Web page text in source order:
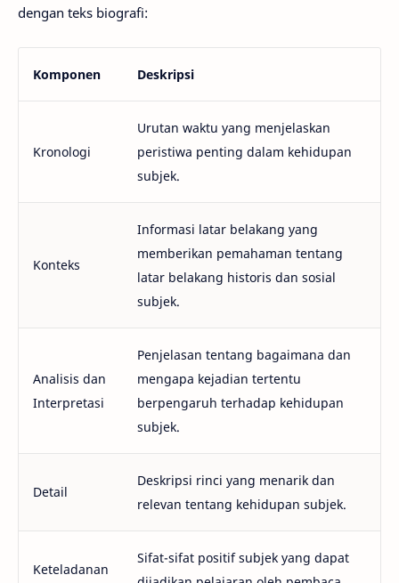
dengan teks biografi:
Komponen Deskripsi
Kronologi
Urutan waktu yang menjelaskan
peristiwa penting dalam kehidupan
subjek.
Konteks
Informasi latar belakang yang
memberikan pemahaman tentang
latar belakang historis dan sosial
subjek.
Analisis dan
Interpretasi
Penjelasan tentang bagaimana dan
mengapa kejadian tertentu
berpengaruh terhadap kehidupan
subjek.
Detail
Deskripsi rinci yang menarik dan
relevan tentang kehidupan subjek.
Keteladanan
Sifat-sifat positif subjek yang dapat